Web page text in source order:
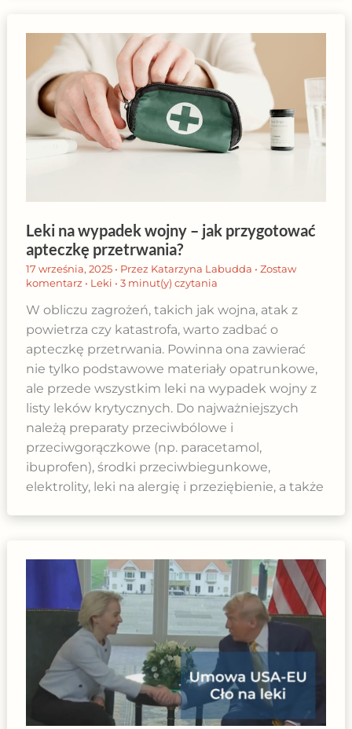
Leki na wypadek wojny – jak przygotować
apteczkę przetrwania?
17 września, 2025 • Przez Katarzyna Labudda • Zostaw
komentarz • Leki • 3 minut(y) czytania
W obliczu zagrożeń, takich jak wojna, atak z
powietrza czy katastrofa, warto zadbać o
apteczkę przetrwania. Powinna ona zawierać
nie tylko podstawowe materiały opatrunkowe,
ale przede wszystkim leki na wypadek wojny z
listy leków krytycznych. Do najważniejszych
należą preparaty przeciwbólowe i
przeciwgorączkowe (np. paracetamol,
ibuprofen), środki przeciwbiegunkowe,
elektrolity, leki na alergię i przeziębienie, a także